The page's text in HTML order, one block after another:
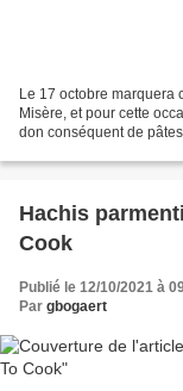
Le 17 octobre marquera
Misère, et pour cette
don conséquent de
Hachis
Cook
Publié le 12/10/2021 à
Par gbogaert